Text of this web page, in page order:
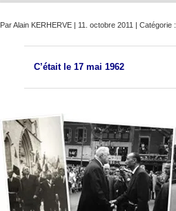
ParAlain KERHERVE | 11. octobre 2011 | Catégorie :
C’était le 17 mai 1962